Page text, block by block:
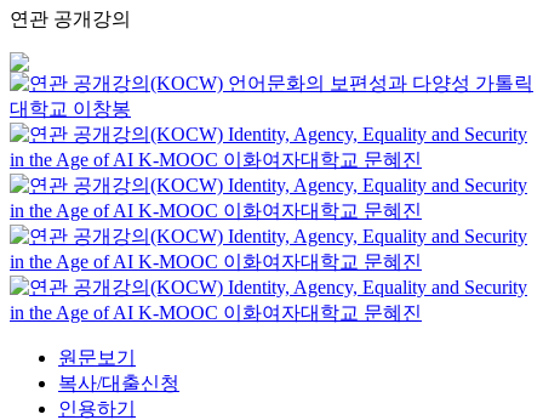
연관 공개강의
언어문화의 보편성과 다양성 가톨릭
대학교 이창봉
Identity, Agency, Equality and Security
in the Age of AI K-MOOC 이화여자대학교 문혜진
Identity, Agency, Equality and Security
in the Age of AI K-MOOC 이화여자대학교 문혜진
Identity, Agency, Equality and Security
in the Age of AI K-MOOC 이화여자대학교 문혜진
Identity, Agency, Equality and Security
in the Age of AI K-MOOC 이화여자대학교 문혜진
원문보기
복사/대출신청
인용하기